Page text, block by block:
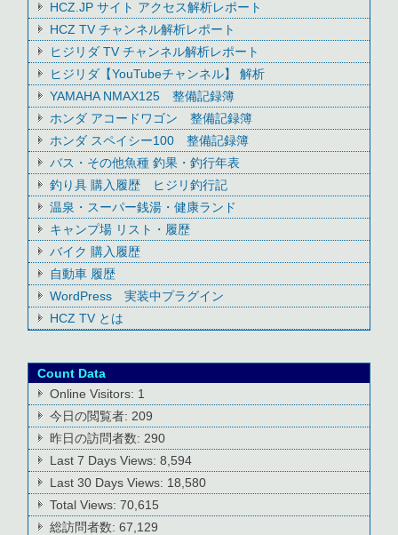
HCZ.JP サイト アクセス解析レポート
HCZ TV チャンネル解析レポート
ヒジリダ TV チャンネル解析レポート
ヒジリダ【YouTubeチャンネル】 解析
YAMAHA NMAX125 整備記録簿
ホンダ アコードワゴン 整備記録簿
ホンダ スペイシー100 整備記録簿
バス・その他魚種 釣果・釣行年表
釣り具 購入履歴 ヒジリ釣行記
温泉・スーパー銭湯・健康ランド
キャンプ場 リスト・履歴
バイク 購入履歴
自動車 履歴
WordPress 実装中プラグイン
HCZ TV とは
Count Data
Online Visitors: 1
今日の閲覧者: 209
昨日の訪問者数: 290
Last 7 Days Views:8,594
Last 30 Days Views: 18,580
Total Views:70,615
総訪問者数:67,129